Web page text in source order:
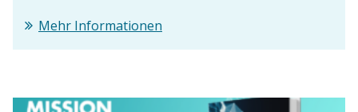
Mehr Informationen